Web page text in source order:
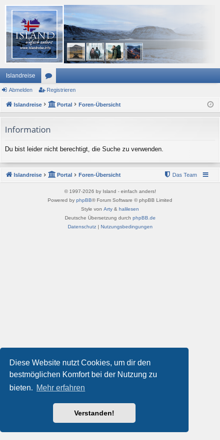
Diese Website nutzt Cookies, um dir den
bestmöglichen Komfort bei der Nutzung zu
bieten. Mehr erfahren
Verstanden!
Islandreise
or
en
Abmelden Registrieren
Islandreise Portal Foren-Übersicht
Information
Du bist leider nicht berechtigt, die Suche zu verwenden.
Islandreise Portal Foren-Übersicht Das Team
© 1997-2026 by Island - einfach anders!
Powered by phpBB® Forum Software © phpBB Limited
Style von Arty & halilesen
Deutsche Übersetzung durch phpBB.de
Datenschutz| Nutzungsbedingungen